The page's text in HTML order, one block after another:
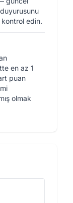
edin.
en az 1
puan
olmak